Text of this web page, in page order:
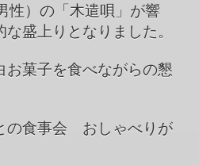
性）の「木遣唄」が響
盛上りとなりました。
お菓子を食べながらの懇
食事会 おしゃべりが